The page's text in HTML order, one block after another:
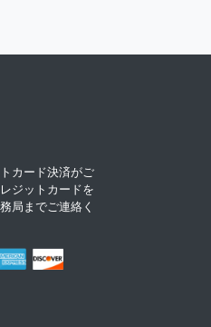
カード決済がご
ジットカードを
局までご連絡く